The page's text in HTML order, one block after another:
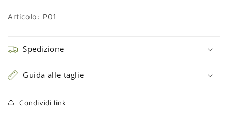
Articolo: P01
Spedizione
Guida alle taglie
Condividi link